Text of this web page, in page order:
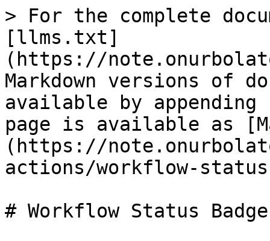
> For the complete
[llms.txt]
(https://
Markdown versions of
available by
page is available as
(https://
actions/workflow-
# Workflow Status Badge